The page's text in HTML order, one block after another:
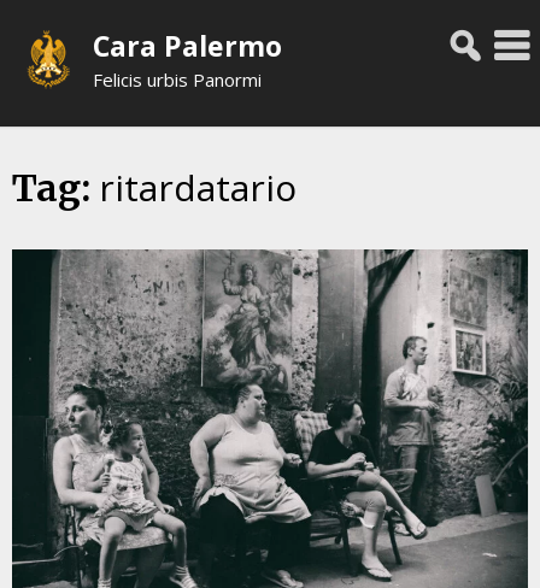
content
Cara Palermo
Felicis urbis Panormi
Tag: ritardatario